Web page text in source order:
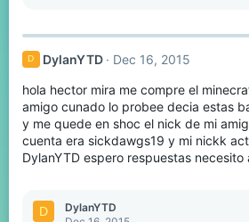
D DylanYTD Dec 16, 2015
hola hector mira me compre el
amigo cunado lo probee decia estas
y me quede en shoc el nick de mi
cuenta era sickdawgs19 y mi nickk
DylanYTD espero respuestas necesito
D
DylanYTD